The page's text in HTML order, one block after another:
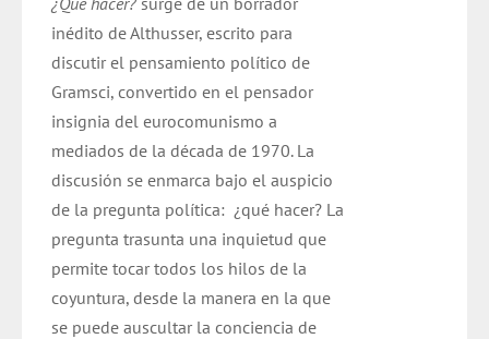
inédito de Althusser, escrito para
discutir el pensamiento político de
Gramsci, convertido en el pensador
insignia del eurocomunismo a
mediados de la década de 1970. La
discusión se enmarca bajo el auspicio
de la pregunta política: ¿qué hacer? La
pregunta trasunta una inquietud que
permite tocar todos los hilos de la
coyuntura, desde la manera en la que
se puede auscultar la conciencia de